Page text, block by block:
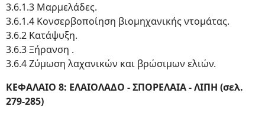
3.6.1.3 Μαρμελάδες.
3.6.1.4 Κονσερβοποίηση βιομηχανικής ντομάτας.
3.6.2 Κατάψυξη.
3.6.3 Ξήρανση .
3.6.4 Ζύμωση λαχανικών και βρώσιμων ελιών.
ΚΕΦΑΛΑΙΟ 8: ΕΛΑΙΟΛΑΔΟ - ΣΠΟΡΕΛΑΙΑ - ΛΙΠΗ (σελ.
279-285)